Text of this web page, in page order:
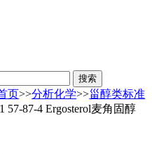
页>>分析化学>>甾醇类标准
57-87-4 Ergosterol麦角固醇